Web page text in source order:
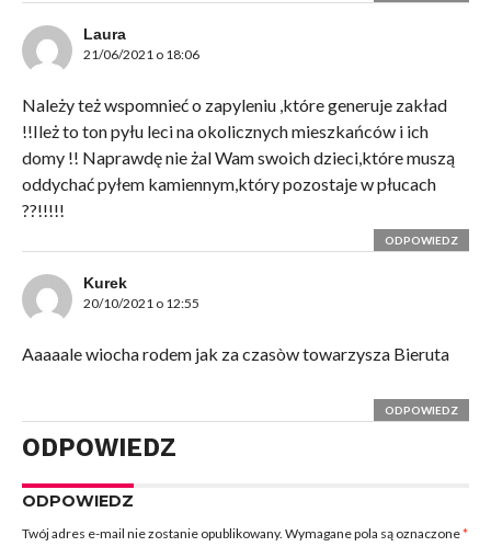
Laura
21/06/2021 o 18:06
Należy też wspomnieć o zapyleniu ,które generuje zakład
!!Ileż to ton pyłu leci na okolicznych mieszkańców i ich
domy !! Naprawdę nie żal Wam swoich dzieci,które muszą
oddychać pyłem kamiennym,który pozostaje w płucach
??!!!!!
ODPOWIEDZ
Kurek
20/10/2021 o 12:55
Aaaaale wiocha rodem jak za czasòw towarzysza Bieruta
ODPOWIEDZ
ODPOWIEDZ
ODPOWIEDZ
Twój adres e-mail nie zostanie opublikowany. Wymagane pola są oznaczone*